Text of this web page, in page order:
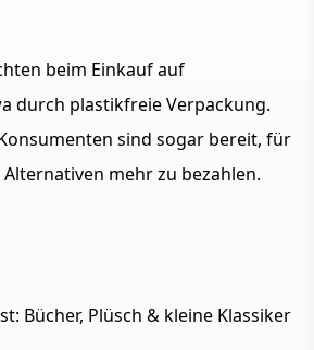
beim Einkauf auf
durch plastikfreie Verpackung.
sind sogar bereit, für
mehr zu bezahlen.
Bücher, Plüsch & kleine Klassiker